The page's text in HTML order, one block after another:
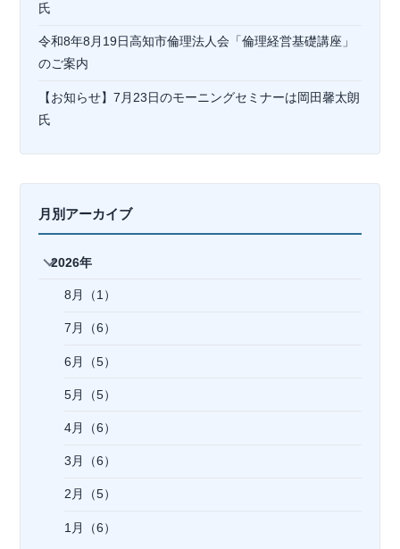
氏
令和8年8月19日高知市倫理法人会「倫理経営基礎講座」
のご案内
【お知らせ】7月23日のモーニングセミナーは岡⽥馨太朗
氏
月別アーカイブ
2026年
8月（1）
7月（6）
6月（5）
5月（5）
4月（6）
3月（6）
2月（5）
1月（6）